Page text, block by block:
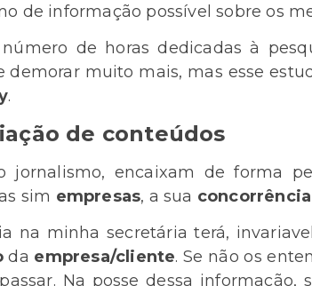
de informação possível sobre os
de horas dedicadas à
demorar muito mais, mas esse
.
de conteúdos
jornalismo, encaixam de forma
sim empresas, a sua concorrência
na minha secretária terá,
da empresa/cliente. Se não os
Na posse dessa informação,